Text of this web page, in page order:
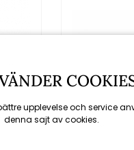
upplevelse och service
denna sajt av cookies.